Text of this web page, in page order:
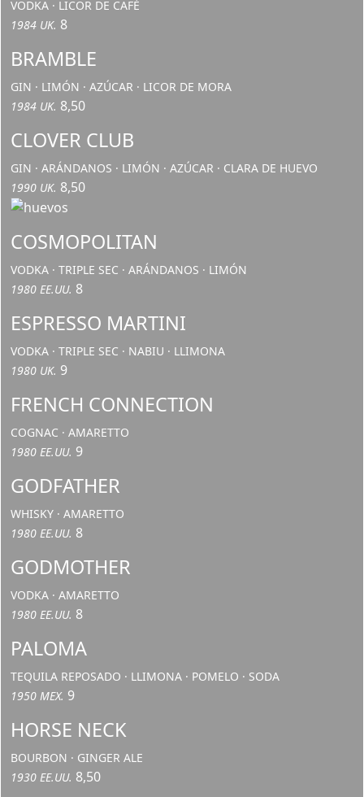
VODKA · LICOR DE CAFÉ
1984 UK. 8
BRAMBLE
GIN · LIMÓN · AZÚCAR · LICOR DE MORA
1984 UK. 8,50
CLOVER CLUB
GIN · ARÁNDANOS · LIMÓN · AZÚCAR · CLARA DE HUEVO
1990 UK. 8,50
COSMOPOLITAN
VODKA · TRIPLE SEC · ARÁNDANOS · LIMÓN
1980 EE.UU. 8
ESPRESSO MARTINI
VODKA · TRIPLE SEC · NABIU · LLIMONA
1980 UK. 9
FRENCH CONNECTION
COGNAC · AMARETTO
1980 EE.UU. 9
GODFATHER
WHISKY · AMARETTO
1980 EE.UU. 8
GODMOTHER
VODKA · AMARETTO
1980 EE.UU. 8
PALOMA
TEQUILA REPOSADO · LLIMONA · POMELO · SODA
1950 MEX. 9
HORSE NECK
BOURBON · GINGER ALE
1930 EE.UU. 8,50